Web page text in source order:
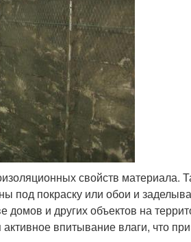
свойств материала.
под покраску или обои и
и других объектов на
впитывание влаги, что